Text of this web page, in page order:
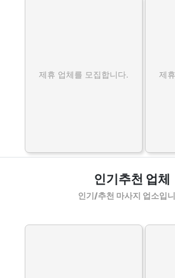
제휴 업체를 모집합니다. 제
인기추천 업체
인기/추천 마사지 업소입